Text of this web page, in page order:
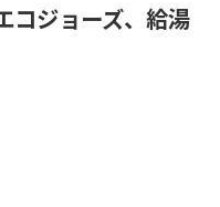
コジョーズ、給湯